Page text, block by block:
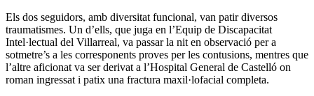
Els dos seguidors, amb diversitat funcional, van patir diversos
traumatismes. Un d’ells, que juga en l’Equip de Discapacitat
Intel·lectual del Villarreal, va passar la nit en observació per a
sotmetre’s a les corresponents proves per les contusions, mentres que
l’altre aficionat va ser derivat a l’Hospital General de Castelló on
roman ingressat i patix una fractura maxil·lofacial completa.